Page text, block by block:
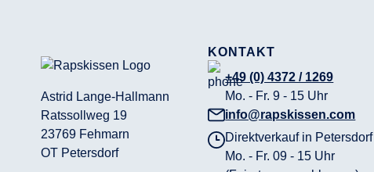
Astrid Lange-Hallmann
Ratssollweg 19
23769 Fehmarn
OT Petersdorf
KONTAKT
+49 (0) 4372 / 1269
Mo. - Fr. 9 - 15 Uhr
info@rapskissen.com
Direktverkauf in Petersdorf
Mo. - Fr. 09 - 15 Uhr